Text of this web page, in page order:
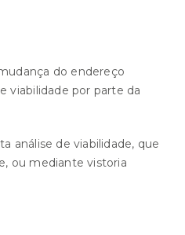
do endereço
viabilidade por parte da
análise de viabilidade, que
ou mediante vistoria